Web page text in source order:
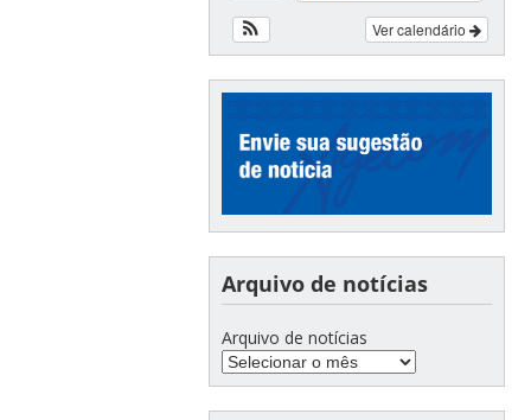
Ver calendário
Arquivo de notícias
Arquivo de notícias